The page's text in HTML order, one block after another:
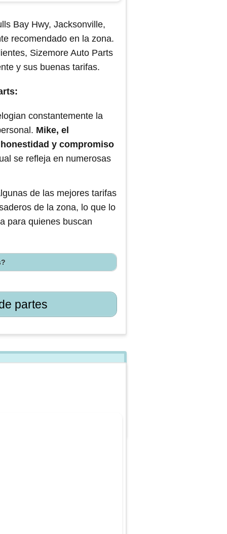
Bay Hwy, Jacksonville,
recomendado en la zona.
Sizemore Auto Parts
y sus buenas tarifas.
constantemente la
Mike, el
y compromiso
se refleja en numerosas
de las mejores tarifas
de la zona, lo que lo
para quienes buscan
partes